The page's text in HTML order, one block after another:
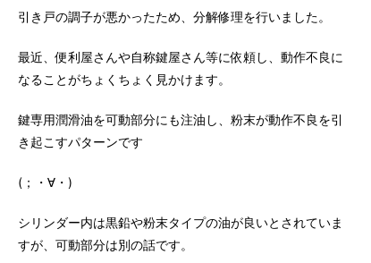
引き戸の調子が悪かったため、分解修理を行いました。
最近、便利屋さんや自称鍵屋さん等に依頼し、動作不良に
なることがちょくちょく見かけます。
鍵専用潤滑油を可動部分にも注油し、粉末が動作不良を引
き起こすパターンです
(；・∀・)
シリンダー内は黒鉛や粉末タイプの油が良いとされていま
すが、可動部分は別の話です。